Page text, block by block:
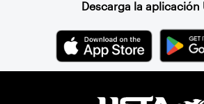
Descarga la aplicación